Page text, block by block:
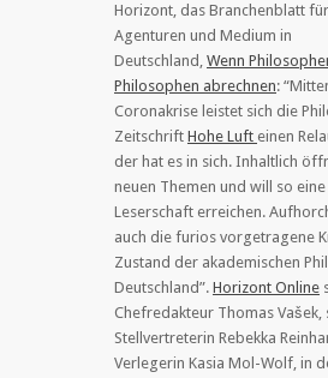
Horizont, das Branchenblatt
Agenturen und Medium in
Deutschland, Wenn
Philosophen abrechnen:
Coronakrise leistet sich die
Zeitschrift Hohe Luft einen
der hat es in sich. Inhaltlich
neuen Themen und will so
Leserschaft erreichen.
auch die furios vorgetragene
Zustand der akademischen
Deutschland”. Horizont Online
Chefredakteur Thomas Vašek,
Stellvertreterin Rebekka
Verlegerin Kasia Mol-Wolf, in